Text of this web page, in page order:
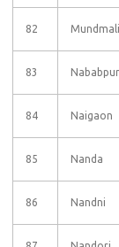
82
83 Nababpur
84 Naigaon
85 Nanda
86 Nandni